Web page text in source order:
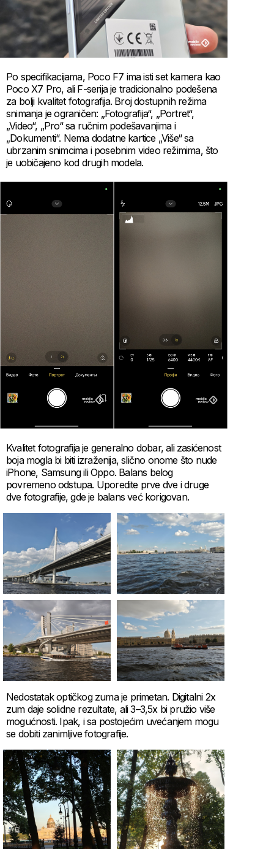
Po specifikacijama, Poco F7 ima isti set kamera kao
Poco X7 Pro, ali F-serija je tradicionalno podešena
za bolji kvalitet fotografija. Broj dostupnih režima
snimanja je ograničen: „Fotografija“, „Portret“,
„Video“, „Pro“ sa ručnim podešavanjima i
„Dokumenti“. Nema dodatne kartice „Više“ sa
ubrzanim snimcima i posebnim video režimima, što
je uobičajeno kod drugih modela.
Kvalitet fotografija je generalno dobar, ali zasićenost
boja mogla bi biti izraženija, slično onome što nude
iPhone, Samsung ili Oppo. Balans belog
povremeno odstupa. Uporedite prve dve i druge
dve fotografije, gde je balans već korigovan.
Nedostatak optičkog zuma je primetan. Digitalni 2x
zum daje solidne rezultate, ali 3–3,5x bi pružio više
mogućnosti. Ipak, i sa postojećim uvećanjem mogu
se dobiti zanimljive fotografije.